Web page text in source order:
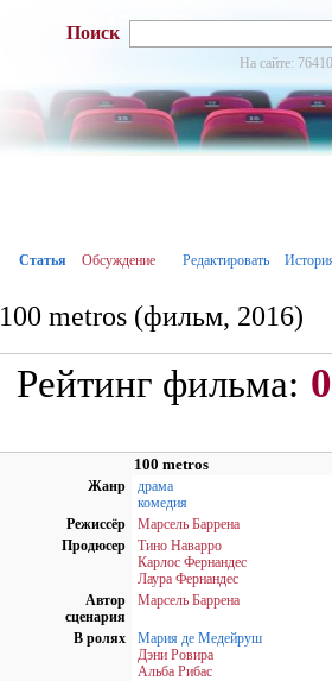
Поиск
На сайте:
Статья Обсуждение Редактировать
100 metros (фильм, 2016)
Рейтинг фильма: 0
100 metros
Жанр
драма
комедия
Режиссёр
Марсель Баррена
Продюсер
Тино Наварро
Карлос Фернандес
Лаура Фернандес
Автор
сценария
Марсель Баррена
В ролях
Мария де Медейруш
Дэни Ровира
Альба Рибас